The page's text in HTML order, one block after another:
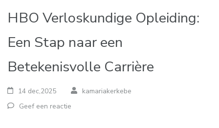
HBO Verloskundige Opleiding:
Een Stap naar een
Betekenisvolle Carrière
14 dec,2025
kamariakerkebe
Geef een reactie